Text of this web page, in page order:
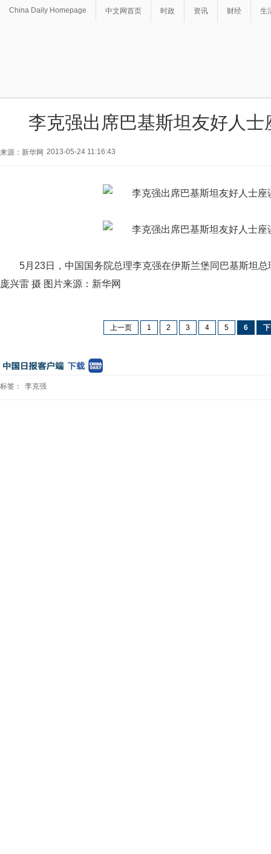
China Daily Homepage 中文网首页 时政 资讯 财经 生
李克强出席巴基斯坦友好人士
来源：新华网 2013-05-24 11:16:43
5月23日，中国国务院总理李克强在伊斯兰堡同巴基斯坦
庞兴雷 摄 图片来源：新华网
上一页 1 2 3 4 5 6
标签： 李克强